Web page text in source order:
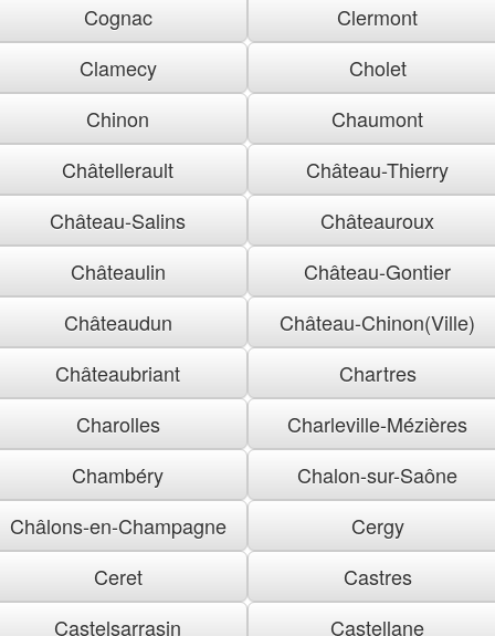
Cognac
Clermont
Clamecy
Cholet
Chinon
Chaumont
Châtellerault
Château-Thierry
Château-Salins
Châteauroux
Châteaulin
Château-Gontier
Châteaudun
Château-Chinon(Ville)
Châteaubriant
Chartres
Charolles
Charleville-Mézières
Chambéry
Chalon-sur-Saône
Châlons-en-Champagne
Cergy
Ceret
Castres
Castelsarrasin
Castellane